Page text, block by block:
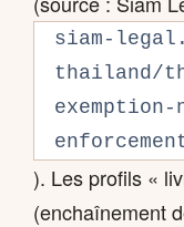
siam-
thailand/
exemption-
). Les profils «
(enchaînement